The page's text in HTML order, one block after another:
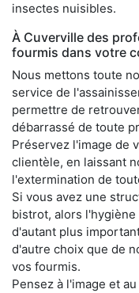
insectes nuisibles.
À Cuverville des
fourmis dans votre
Nous mettons toute
service de
permettre de
débarrassé de toute
Préservez l'image de
clientèle, en laissant
l'extermination de
Si vous avez une
bistrot, alors
d'autant plus
d'autre choix que de
vos fourmis.
Pensez à l'image et